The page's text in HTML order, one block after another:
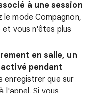
à une session
le mode Compagnon,
et vous n'êtes plus
en salle, un
pendant
enregistrer que sur